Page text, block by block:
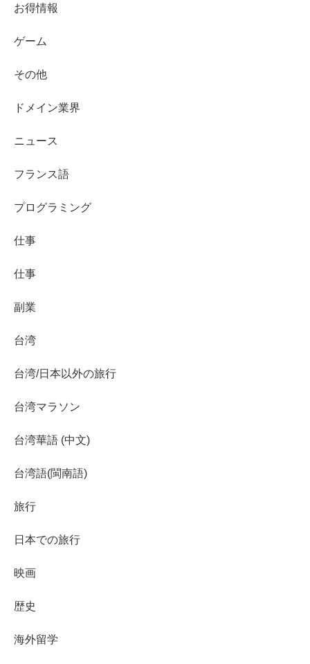
お得情報
ゲーム
その他
ドメイン業界
ニュース
フランス語
プログラミング
仕事
仕事
副業
台湾
台湾/日本以外の旅行
台湾マラソン
台湾華語 (中文)
台湾語(閩南語)
旅行
日本での旅行
映画
歴史
海外留学